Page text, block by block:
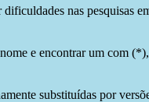
nas pesquisas
e encontrar um com
substituídas por